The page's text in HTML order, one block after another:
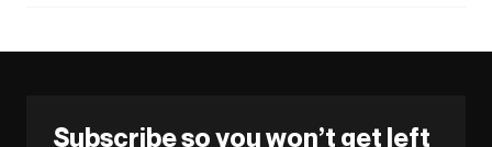
Subscribe so you won’t get left